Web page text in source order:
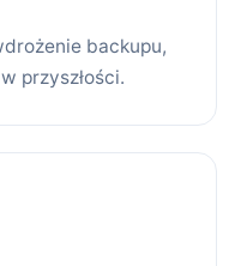
backupu,
przyszłości.